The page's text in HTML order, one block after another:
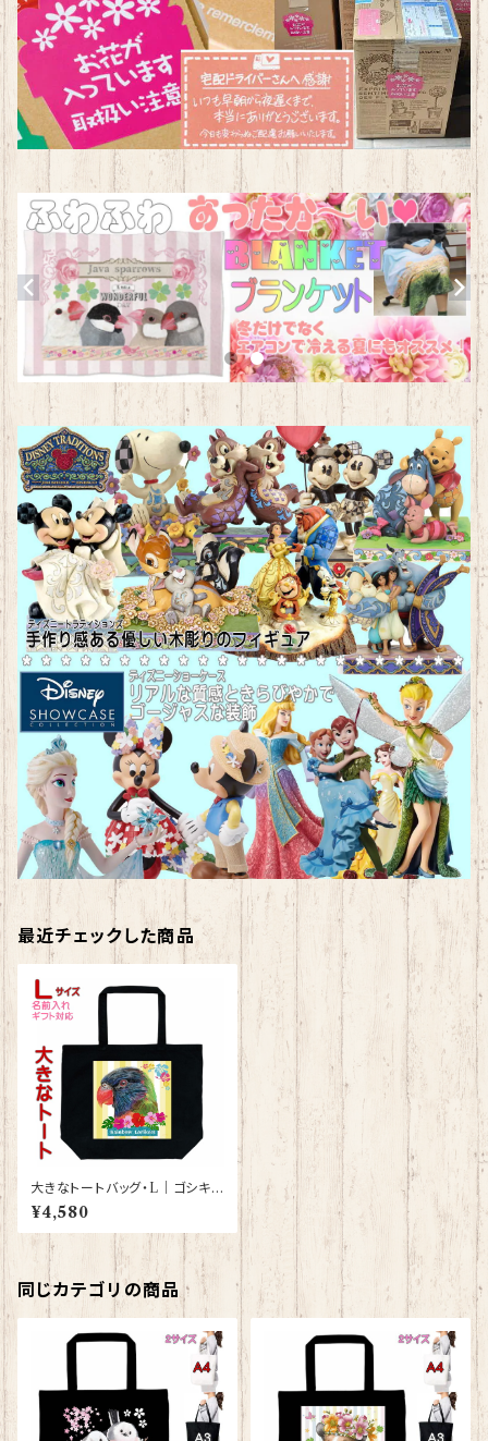
最近チェックした商品
大きなトートバッグ・L｜ゴシキセ
イガイインコとハイビスカス（ブ
ラック）【型番 BL-35】きゃぴあ
ーと KYAPIArt
¥4,580
同じカテゴリの商品